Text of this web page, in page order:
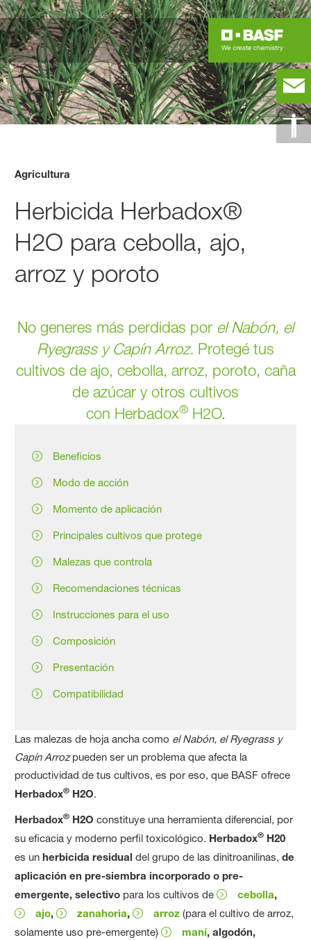
Agricultura
Herbicida Herbadox®
H2O para cebolla, ajo,
arroz y poroto
No generes más perdidas por el Nabón, el
Ryegrass y Capín Arroz. Protegé tus
cultivos de ajo, cebolla, arroz, poroto, caña
de azúcar y otros cultivos
con Herbadox®H2O.
Beneficios
Modo de acción
Momento de aplicación
Principales cultivos que protege
Malezas que controla
Recomendaciones técnicas
Instrucciones para el uso
Composición
Presentación
Compatibilidad
Las malezas de hoja ancha como el Nabón, el Ryegrass y
Capín Arrozpueden ser un problema que afecta la
productividad de tus cultivos, es por eso, que BASF ofrece
Herbadox® H2O.
Herbadox® H2Oconstituye una herramienta diferencial, por
su eficacia y moderno perfil toxicológico. Herbadox® H20
es unherbicida residual del grupo de las dinitroanilinas,de
aplicación en pre-siembra incorporado o pre-
emergente, selectivo para los cultivos de cebolla,
ajo, zanahoria, arroz (para el cultivo de arroz,
solamente uso pre-emergente)
maní, algodón,